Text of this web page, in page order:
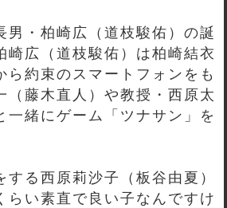
男・柏崎広（道枝駿佑）の誕
崎広（道枝駿佑）は柏崎結衣
ら約束のスマートフォンをも
（藤木直人）や教授・西原太
一緒にゲーム「ツナサン」を
する西原莉沙子（板谷由夏）
らい素直で良い子なんですけ